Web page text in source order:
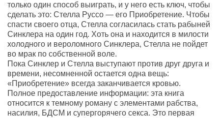
только один способ выиграть, и у него есть ключ, чтобы
сделать это: Стелла Руссо — его Приобретение. Чтобы
спасти своего отца, Стелла согласилась стать рабыней
Синклера на один год. Хоть она и находится в милости
холодного и вероломного Синклера, Стелла не пойдет
во мрак по собственной воле.
Пока Синклер и Стелла выступают против друг друга и
времени, несомненной остается одна вещь:
«Приобретение» всегда заканчивается кровью.
Полное предоставление информации: эта книга
относится к темному роману с элементами рабства,
насилия, БДСМ и супергорячего секса. Это первая